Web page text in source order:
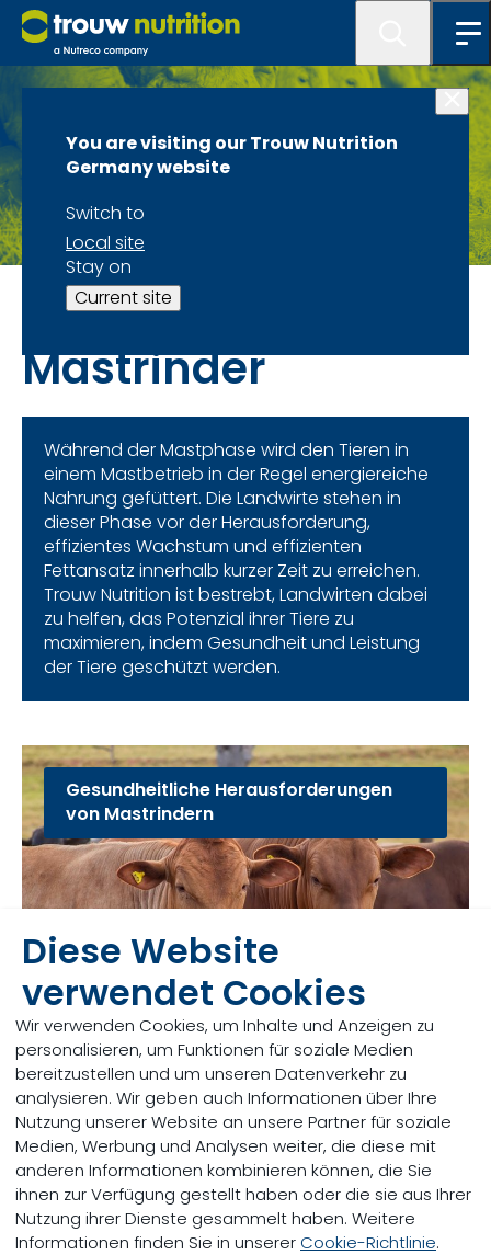
Diese Website
verwendet Cookies
Wir verwenden Cookies, um Inhalte und Anzeigen zu
personalisieren, um Funktionen für soziale Medien
bereitzustellen und um unseren Datenverkehr zu
analysieren. Wir geben auch Informationen über Ihre
Nutzung unserer Website an unsere Partner für soziale
Medien, Werbung und Analysen weiter, die diese mit
anderen Informationen kombinieren können, die Sie
ihnen zur Verfügung gestellt haben oder die sie aus Ihrer
Nutzung ihrer Dienste gesammelt haben. Weitere
Informationen finden Sie in unserer Cookie-Richtlinie.
You are visiting our Trouw Nutrition
Germany website
Switch to
Local site
Stay on
Current site
Spezies und Fachbereiche
Mastrinder
Während der Mastphase wird den Tieren in
einem Mastbetrieb in der Regel energiereiche
Nahrung gefüttert. Die Landwirte stehen in
dieser Phase vor der Herausforderung,
effizientes Wachstum und effizienten
Fettansatz innerhalb kurzer Zeit zu erreichen.
Trouw Nutrition ist bestrebt, Landwirten dabei
zu helfen, das Potenzial ihrer Tiere zu
maximieren, indem Gesundheit und Leistung
der Tiere geschützt werden.
Gesundheitliche Herausforderungen
von Mastrindern
Lösungsansätze für
Fütterungsprobleme bei Mastrindern